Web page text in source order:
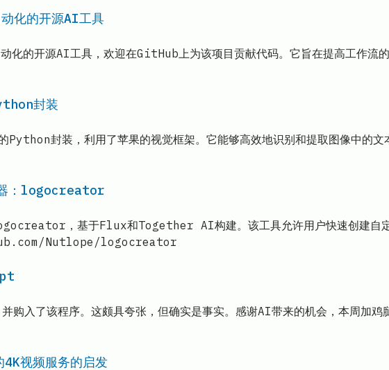
化的开源AI工具
的开源AI工具，欢迎在GitHub上为该项目贡献代码。它旨在提高工作流
封装
Python封装，利用了苹果的视觉框架。它能够高效地识别和提取图像中的
：logocreator
，基于Flux和Together AI构建。该工具允许用户快速创建自定
Nutlope/logocreator
购入了该程序。这颇具夸张，但确实是事实。感谢AI带来的机会，本周加
视频服务的启发